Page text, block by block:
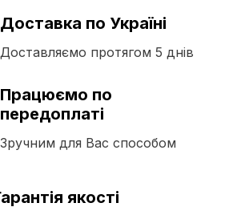
Доставка по Україні
Доставляємо протягом 5 днів
Працюємо по
передоплаті
Зручним для Вас способом
якості